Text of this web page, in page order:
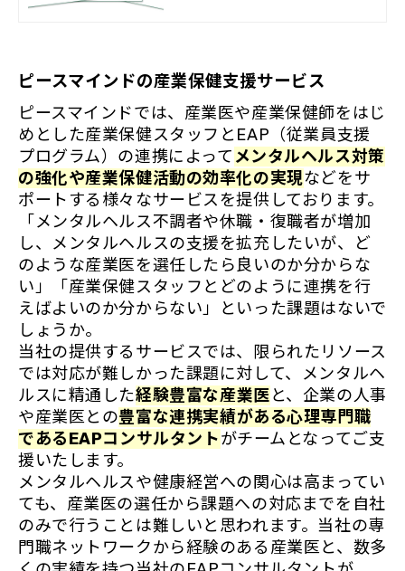
ピースマインドの産業保健支援サービス
ピースマインドでは、産業医や産業保健師をはじ
めとした産業保健スタッフとEAP（従業員支援
プログラム）の連携によって メンタルヘルス対策
の強化や産業保健活動の効率化の実現などをサ
ポートする様々なサービスを提供しております。
「メンタルヘルス不調者や休職・復職者が増加
し、メンタルヘルスの支援を拡充したいが、ど
のような産業医を選任したら良いのか分からな
い」「産業保健スタッフとどのように連携を行
えばよいのか分からない」といった課題はないで
しょうか。
当社の提供するサービスでは、限られたリソース
では対応が難しかった課題に対して、メンタルヘ
ルスに精通した経験豊富な産業医と、企業の人事
や産業医との豊富な連携実績がある心理専門職
であるEAPコンサルタントがチームとなってご支
援いたします。
メンタルヘルスや健康経営への関心は高まってい
ても、産業医の選任から課題への対応までを自社
のみで行うことは難しいと思われます。当社の専
門職ネットワークから経験のある産業医と、数多